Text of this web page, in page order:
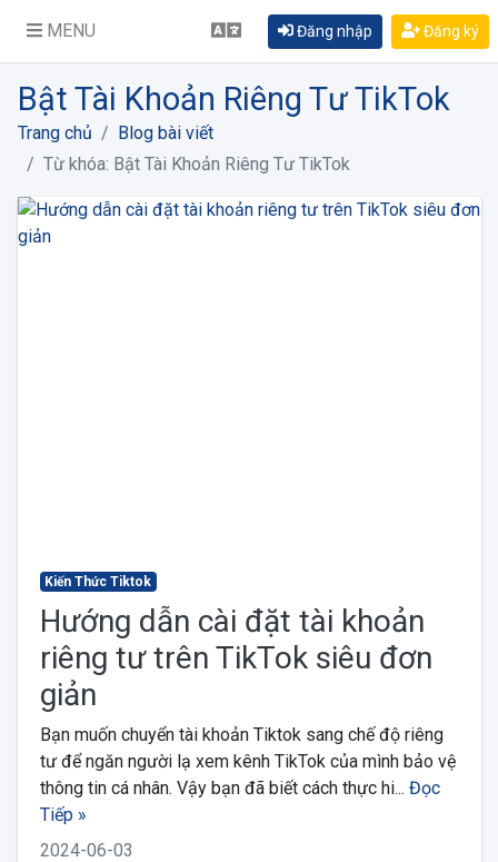
MENU Đăng nhập Đăng ký
Bật Tài Khoản Riêng Tư TikTok
Trang chủ
Blog bài viết
Từ khóa: Bật Tài Khoản Riêng Tư TikTok
Kiến Thức Tiktok
Hướng dẫn cài đặt tài khoản
riêng tư trên TikTok siêu đơn
giản
Bạn muốn chuyển tài khoản Tiktok sang chế độ riêng
tư để ngăn người lạ xem kênh TikTok của mình bảo vệ
thông tin cá nhân. Vậy bạn đã biết cách thực hi... Đọc
Tiếp »
2024-06-03